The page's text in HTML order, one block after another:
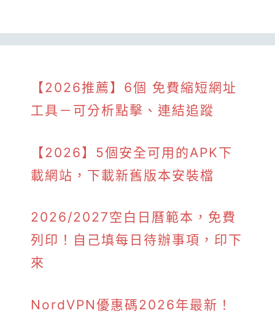
【2026推薦】6個 免費縮短網址
工具－可分析點擊、連結追蹤
【2026】5個安全可用的APK下
載網站，下載新舊版本安裝檔
2026/2027空白日曆範本，免費
列印！自己填每日待辦事項，印下
來
NordVPN優惠碼2026年最新！